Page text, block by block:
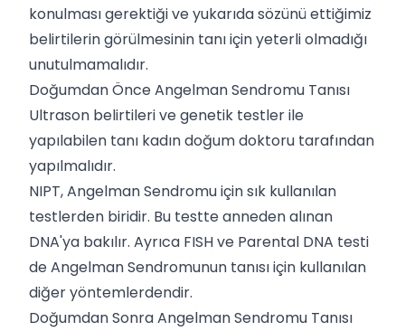
konulması gerektiği ve yukarıda sözünü ettiğimiz
belirtilerin görülmesinin tanı için yeterli olmadığı
unutulmamalıdır.
Doğumdan Önce Angelman Sendromu Tanısı
Ultrason belirtileri ve genetik testler ile
yapılabilen tanı kadın doğum doktoru tarafından
yapılmalıdır.
NIPT, Angelman Sendromu için sık kullanılan
testlerden biridir. Bu testte anneden alınan
DNA'ya bakılır. Ayrıca FISH ve Parental DNA testi
de Angelman Sendromunun tanısı için kullanılan
diğer yöntemlerdendir.
Doğumdan Sonra Angelman Sendromu Tanısı